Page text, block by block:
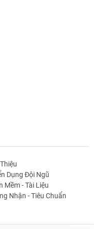
Dụng Cụ Cầm
Tay
Máy Công Cụ
Dụng Đội Ngũ
Mềm - Tài Liệu
Nhận - Tiêu Chuẩn